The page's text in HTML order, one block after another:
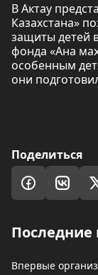
В Актау
Казахстана»
защиты детей
фонда «Ана
особенным
они
Поделиться
Последние
Впервые